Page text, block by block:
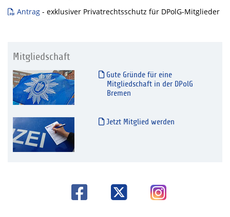
Antrag - exklusiver Privatrechtsschutz für DPolG-Mitglieder
Mitgliedschaft
Gute Gründe für eine
Mitgliedschaft in der DPolG
Bremen
Jetzt Mitglied werden